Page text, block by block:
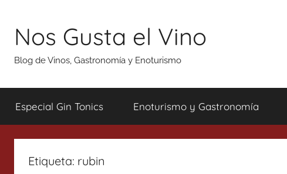
contenido
Nos Gusta el Vino
Blog de Vinos, Gastronomía y Enoturismo
Especial Gin Tonics Enoturismo y Gastronomía
Etiqueta: rubin